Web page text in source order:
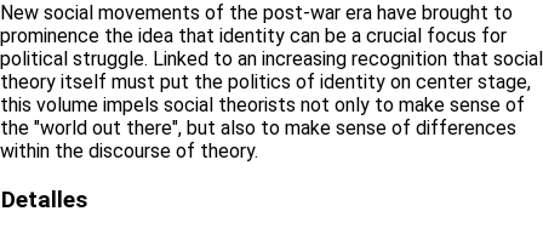
New social movements of the post-war era have brought to
prominence the idea that identity can be a crucial focus for
political struggle. Linked to an increasing recognition that social
theory itself must put the politics of identity on center stage,
this volume impels social theorists not only to make sense of
the "world out there", but also to make sense of differences
within the discourse of theory.
Detalles